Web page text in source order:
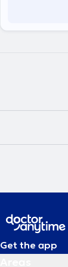
Get the app